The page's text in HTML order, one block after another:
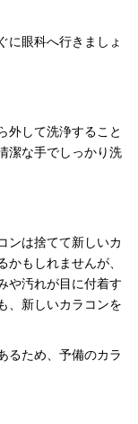
に眼科へ行きましょ
外して洗浄すること
潔な手でしっかり洗
ンは捨てて新しいカ
もしれませんが、
や汚れが目に付着す
、新しいカラコンを
るため、予備のカラ